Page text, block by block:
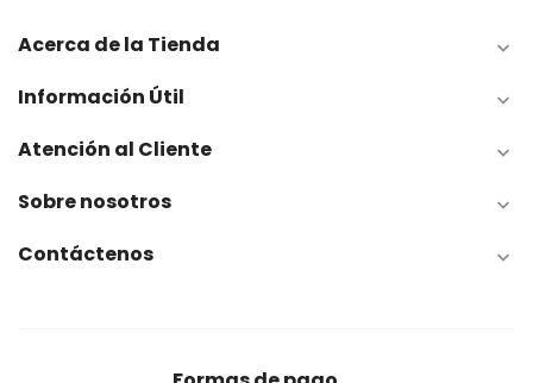
Acerca de la Tienda 
Información Útil 
Atención al Cliente 
Sobre nosotros 
Contáctenos 